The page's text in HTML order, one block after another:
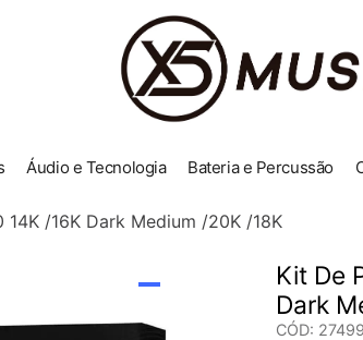
Áudio e Tecnologia Bateria e Percussão
/16K Dark Medium /20K /18K
Kit De
Dark
CÓD: 27499